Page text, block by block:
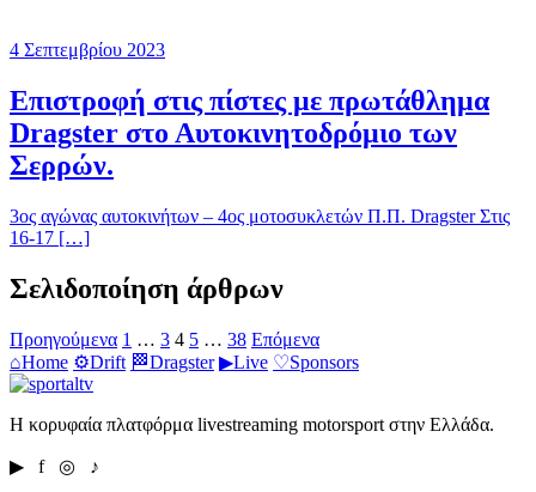
4 Σεπτεμβρίου 2023
Επιστροφή στις πίστες με πρωτάθλημα
Dragster στο Αυτοκινητοδρόμιο των
Σερρών.
3ος αγώνας αυτοκινήτων – 4ος μοτοσυκλετών Π.Π. Dragster Στις
16-17 […]
Σελιδοποίηση άρθρων
Προηγούμενα 1 … 3 4 5 … 38 Επόμενα
⌂Home ⚙Drift 🏁Dragster ▶Live ♡Sponsors
Η κορυφαία πλατφόρμα livestreaming motorsport στην Ελλάδα.
▶ f ◎ ♪